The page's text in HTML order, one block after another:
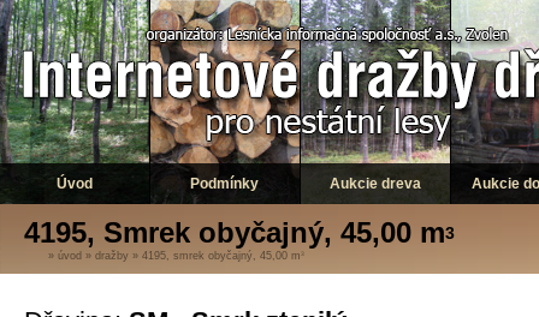
Úvod Podmínky Aukcie dreva Aukcie
4195, Smrek obyčajný, 45,00 m3
» úvod » dražby » 4195, smrek obyčajný, 45,00 m 3